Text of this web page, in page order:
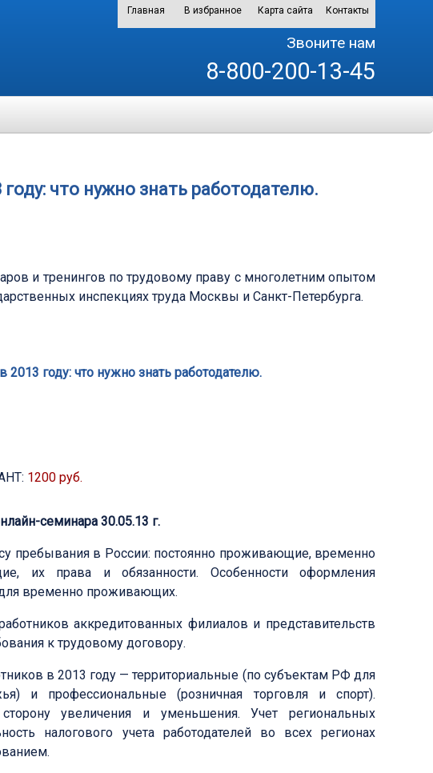
Главная В избранное Карта сайта Контакты
Звоните нам
8-800-200-13-45
что нужно знать работодателю.
и тренингов по трудовому праву с многолетним опытом
инспекциях труда Москвы и Санкт-Петербурга.
2013 году: что нужно знать работодателю.
1200 руб.
семинара 30.05.13 г.
пребывания в России: постоянно проживающие, временно
их права и обязанности. Особенности оформления
временно проживающих.
аккредитованных филиалов и представительств
к трудовому договору.
в 2013 году — территориальные (по субъектам РФ для
и профессиональные (розничная торговля и спорт).
увеличения и уменьшения. Учет региональных
налогового учета работодателей во всех регионах